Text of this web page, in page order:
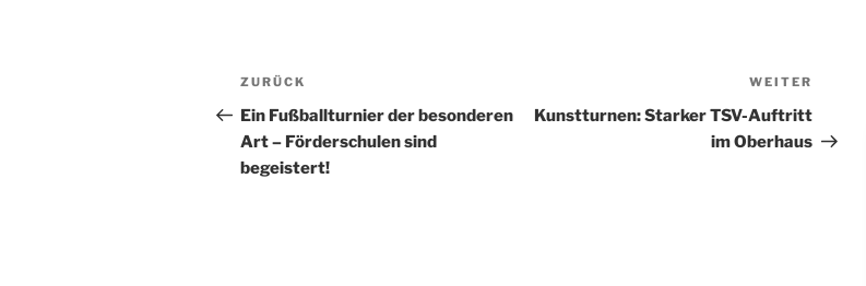
Beitragsnavigation
Vorheriger
Beitrag
ZURÜCK
Ein Fußballturnier der besonderen
Art – Förderschulen sind
begeistert!
Beitrag
WEITER
Kunstturnen: Starker TSV-Auftritt
im Oberhaus